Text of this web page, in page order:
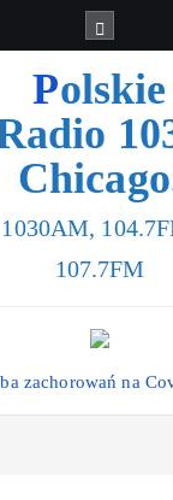
Polskie
1030AM,
107.7FM
zachorowań na